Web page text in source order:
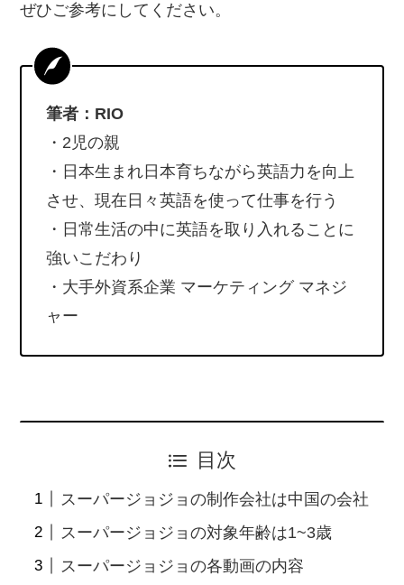
ぜひご参考にしてください。
筆者：RIO
・2児の親
・日本生まれ日本育ちながら英語力を向上
させ、現在日々英語を使って仕事を行う
・日常生活の中に英語を取り入れることに
強いこだわり
・大手外資系企業 マーケティング マネジ
ャー
目次
スーパージョジョの制作会社は中国の会社
スーパージョジョの対象年齢は1~3歳
スーパージョジョの各動画の内容